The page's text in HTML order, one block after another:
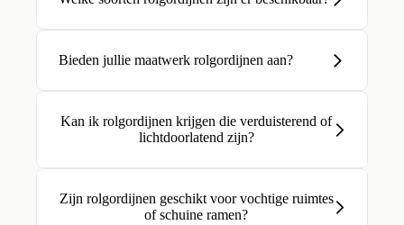
Bieden jullie maatwerk rolgordijnen aan?
Kan ik rolgordijnen krijgen die verduisterend of
lichtdoorlatend zijn?
Zijn rolgordijnen geschikt voor vochtige ruimtes
of schuine ramen?